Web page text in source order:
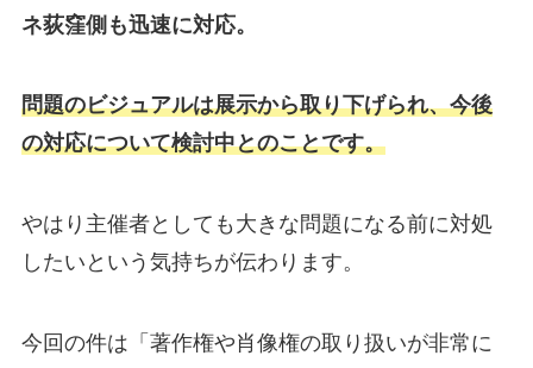
ネ荻窪側も迅速に対応。
問題のビジュアルは展示から取り下げられ、今後
の対応について検討中とのことです。
やはり主催者としても大きな問題になる前に対処
したいという気持ちが伝わります。
今回の件は「著作権や肖像権の取り扱いが非常に